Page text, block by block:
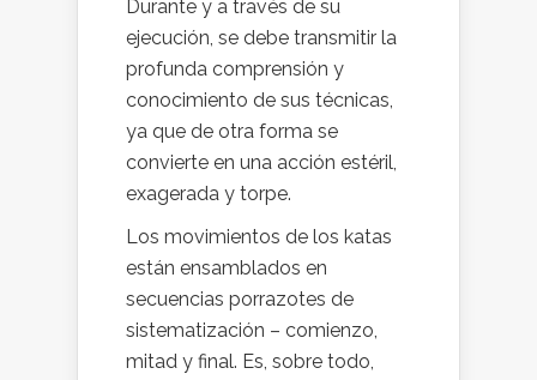
Durante y a través de su
ejecución, se debe transmitir la
profunda comprensión y
conocimiento de sus técnicas,
ya que de otra forma se
convierte en una acción estéril,
exagerada y torpe.
Los movimientos de los katas
están ensamblados en
secuencias porrazotes de
sistematización – comienzo,
mitad y final. Es, sobre todo,